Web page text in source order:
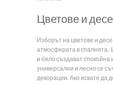
Цветове и
Изборът на цветове и
атмосферата в спалнята.
и бяло създават спокойна
универсални и лесно се
декорации. Ако искате да